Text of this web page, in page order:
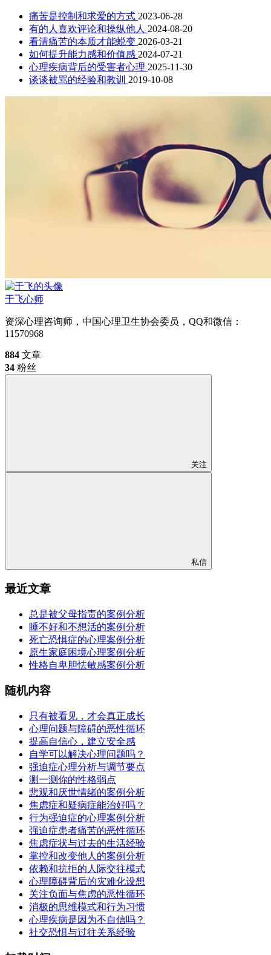
痛苦是控制和求爱的方式 2023-06-28
有的人喜欢评论和操纵他人 2024-08-20
看清痛苦的本质才能蜕变 2026-03-21
如何提升能力感和价值感 2024-07-21
心理疾病背后的受害者心理 2025-11-30
谈谈被骂的经验和教训 2019-10-08
于飞心师
资深心理咨询师，中国心理卫生协会委员，QQ和微信：
11570968
884 文章
34 粉丝
关注
私信
最近文章
总是被父母指责的案例分析
睡不好和不想活的案例分析
死亡恐惧症的心理案例分析
原生家庭困境心理案例分析
性格自卑胆怯敏感案例分析
随机内容
只有被看见，才会真正成长
心理问题与障碍的恶性循环
提高自信心，建立安全感
自学可以解决心理问题吗？
强迫症心理分析与调节要点
测一测你的性格弱点
悲观和厌世情绪的案例分析
焦虑症和疑病症能治好吗？
行为强迫症的心理案例分析
强迫症患者痛苦的恶性循环
焦虑症状与过去的生活经验
掌控和改变他人的案例分析
依赖和抗拒的人际交往模式
心理障碍背后的灾难化设想
关注负面与焦虑的恶性循环
消极的思维模式和行为习惯
心理疾病是因为不自信吗？
社交恐惧与过往关系经验